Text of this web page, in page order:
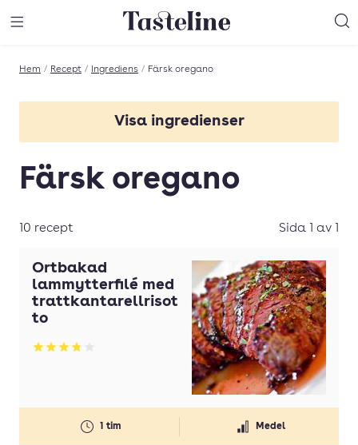
Till Tastelines startsida
Hem / Recept / Ingrediens / Färsk oregano
Visa ingredienser
Basilika
Choklad
Dill
Fisk
Grädde
Färsk oregano
10 recept Sida 1 av 1
Örtbakad
lammytterfilé med
trattkantarellrisot
to
Betyg: 3.83 av 5
1 tim Medel